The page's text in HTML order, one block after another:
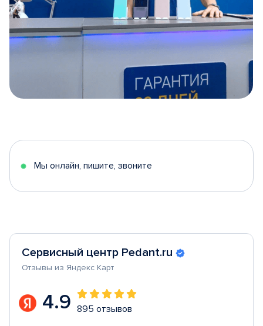
5
Мы онлайн, пишите, звоните
Сервисный центр Pedant.ru
Отзывы из Яндекс Карт
4.9 895 отзывов